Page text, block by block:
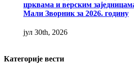
црквама и верским
Мали Зворник за 2026. годину
јул 30th, 2026
Категорије вести